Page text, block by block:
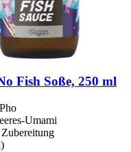
Fish Soße, 250 ml
Umami